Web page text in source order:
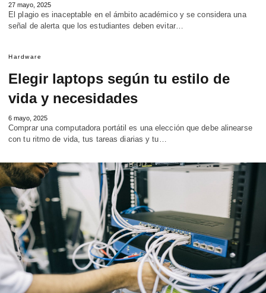
27 mayo, 2025
El plagio es inaceptable en el ámbito académico y se considera una
señal de alerta que los estudiantes deben evitar…
Hardware
Elegir laptops según tu estilo de
vida y necesidades
6 mayo, 2025
Comprar una computadora portátil es una elección que debe alinearse
con tu ritmo de vida, tus tareas diarias y tu…